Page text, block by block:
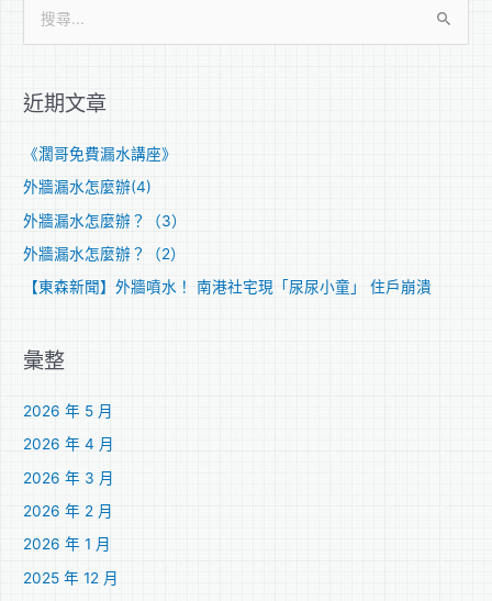
鍵
近期文章
《濶哥免費漏水講座》
外牆漏水怎麼辦(4)
外牆漏水怎麼辦？（3）
外牆漏水怎麼辦？（2）
【東森新聞】外牆噴水！ 南港社宅現「尿尿小童」 住戶崩潰
彙整
2026 年 5 月
2026 年 4 月
2026 年 3 月
2026 年 2 月
2026 年 1 月
2025 年 12 月